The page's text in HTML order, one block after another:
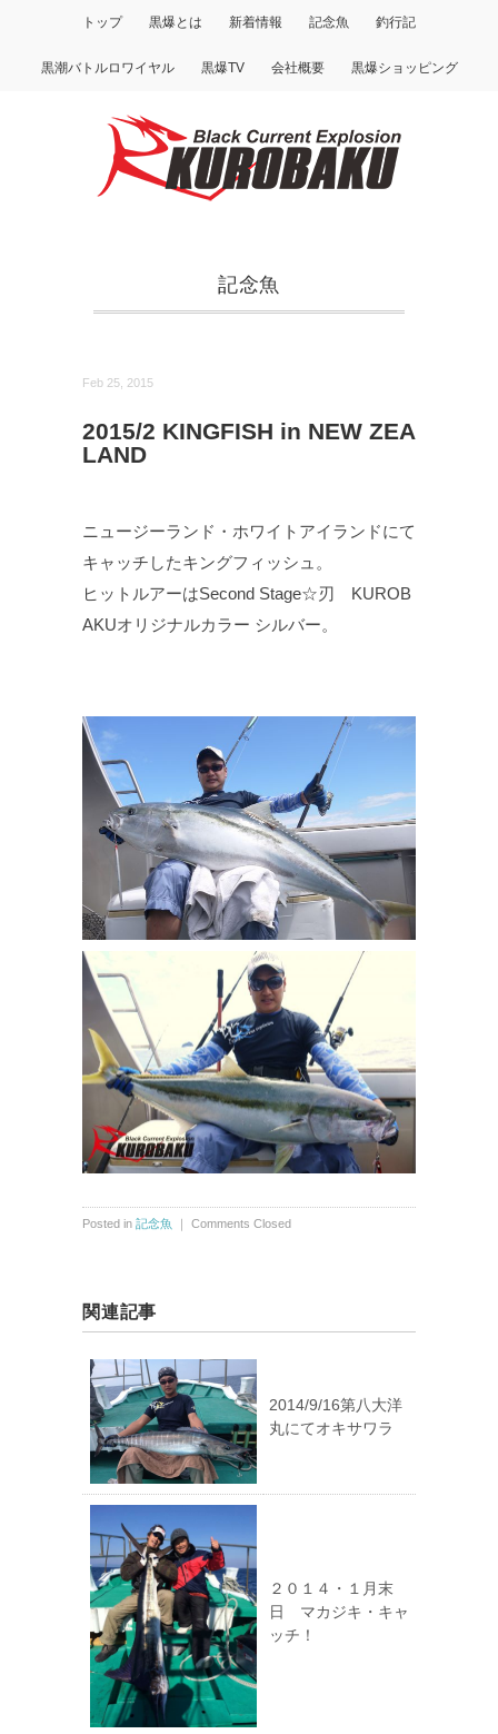
トップ 黒爆とは 新着情報 記念魚 釣行記
黒潮バトルロワイヤル 黒爆TV 会社概要 黒爆ショッピング
記念魚
Feb 25, 2015
2015/2 KINGFISH in NEW ZEA
LAND
ニュージーランド・ホワイトアイランドにて
キャッチしたキングフィッシュ。
ヒットルアーはSecond Stage☆刃 KUROB
AKUオリジナルカラー シルバー。
Posted in 記念魚 ｜ Comments Closed
関連記事
2014/9/16第八大洋
丸にてオキサワラ
２０１４・１月末
日 マカジキ・キャ
ッチ！